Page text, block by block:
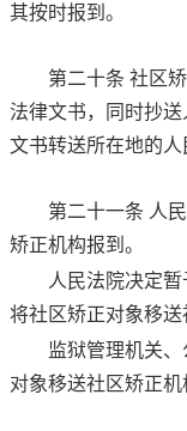
其按时报到。
第二十条 社区
法律文书，同时抄
文书转送所在地的人
第二十一条 人
矫正机构报到。
人民法院决定
将社区矫正对象移送
监狱管理机关
对象移送社区矫正机